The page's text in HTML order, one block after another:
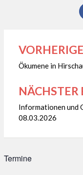
Ökumene in
NÄCHSTER
Informationen und
08.03.2026
Termine